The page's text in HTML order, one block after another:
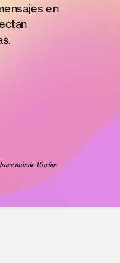
en
más de 10 años